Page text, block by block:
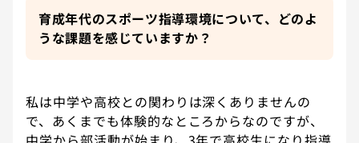
育成年代のスポーツ指導環境について、どのよ
うな課題を感じていますか？
私は中学や高校との関わりは深くありませんの
で、あくまでも体験的なところからなのですが、